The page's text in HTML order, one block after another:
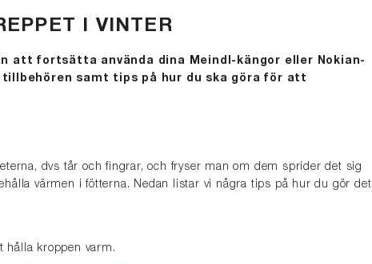
I VINTER
att fortsätta använda dina Meindl-kängor eller Nokian-
samt tips på hur du ska göra för att
dvs tår och fingrar, och fryser man om dem sprider det sig
värmen i fötterna. Nedan listar vi några tips på hur du gör det
hålla kroppen varm.